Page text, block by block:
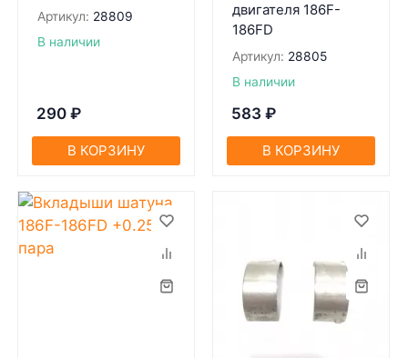
Артикул: 28809
В наличии
290 ₽
В КОРЗИНУ
двигателя 186F-
186FD
Артикул: 28805
В наличии
583 ₽
В КОРЗИНУ